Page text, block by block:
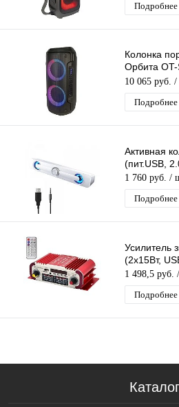
Подробнее
Колонка
Орбита OT-
AUX, USB,
10 065 руб. /
Подробнее
Активная
(пит.USB,
1 760 руб. /
Подробнее
Усилитель
(2х15Вт,
1 498,5 руб.
Подробнее
Каталог